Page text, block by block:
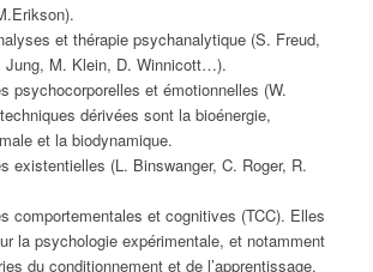
et thérapie psychanalytique (S. Freud,
Jung, M. Klein, D. Winnicott…).
psychocorporelles et émotionnelles (W.
dérivées sont la bioénergie,
et la biodynamique.
existentielles (L. Binswanger, C. Roger, R.
comportementales et cognitives (TCC). Elles
la psychologie expérimentale, et notamment
du conditionnement et de l’apprentissage.